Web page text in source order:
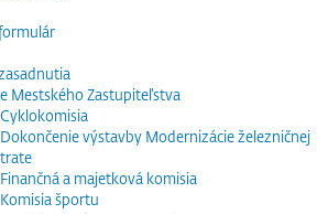
Mestského Zastupiteľstva
Cyklokomisia
Dokončenie výstavby Modernizácie železničnej
trate
Finančná a majetková komisia
Komisia športu